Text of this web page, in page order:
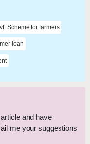
Scheme for farmers
loan
and have
me your suggestions